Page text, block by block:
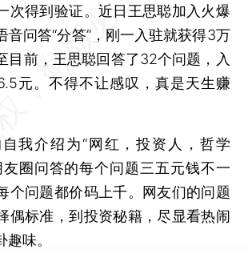
次得到验证。近日王思聪加入火爆
音问答“分答”，刚一入驻就获得3万
目前，王思聪回答了32个问题，入
元。不得不让感叹，真是天生赚
介绍为“网红，投资人，哲学
友圈问答的每个问题三五元钱不一
个问题都价码上千。网友们的问题
偶标准，到投资秘籍，尽显看热闹
味。